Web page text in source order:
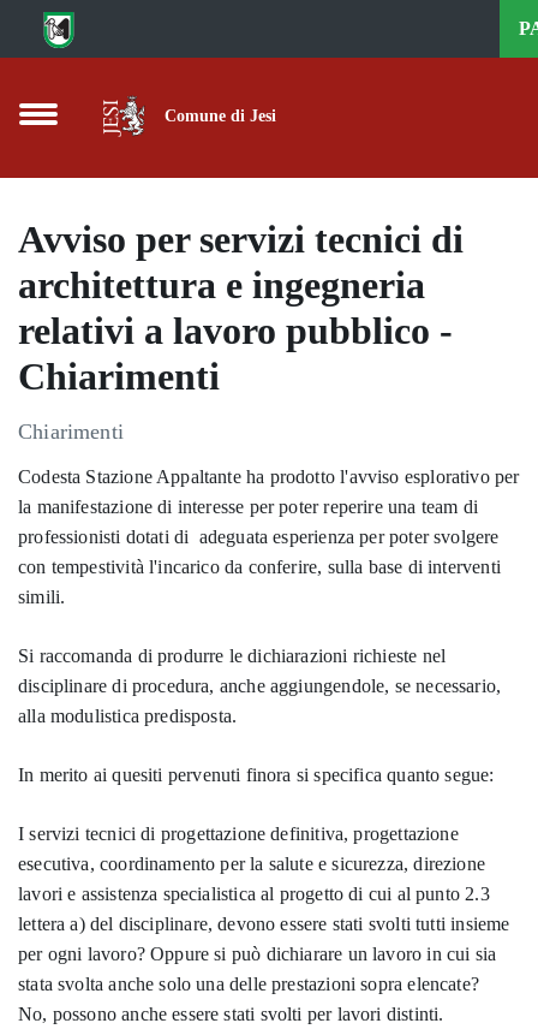
Vai al contenuto principale
Comune di Jesi
Avviso per servizi tecnici di
architettura e ingegneria
relativi a lavoro pubblico -
Chiarimenti
Chiarimenti
Codesta Stazione Appaltante ha prodotto l'avviso esplorativo per
la manifestazione di interesse per poter reperire una team di
professionisti dotati di adeguata esperienza per poter svolgere
con tempestività l'incarico da conferire, sulla base di interventi
simili.
Si raccomanda di produrre le dichiarazioni richieste nel
disciplinare di procedura, anche aggiungendole, se necessario,
alla modulistica predisposta.
In merito ai quesiti pervenuti finora si specifica quanto segue:
I servizi tecnici di progettazione definitiva, progettazione
esecutiva, coordinamento per la salute e sicurezza, direzione
lavori e assistenza specialistica al progetto di cui al punto 2.3
lettera a) del disciplinare, devono essere stati svolti tutti insieme
per ogni lavoro? Oppure si può dichiarare un lavoro in cui sia
stata svolta anche solo una delle prestazioni sopra elencate?
No, possono anche essere stati svolti per lavori distinti.